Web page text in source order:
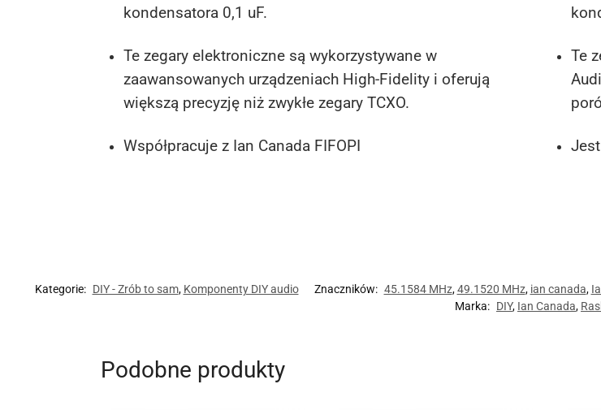
kondensatora 0,1 uF.
Te zegary elektroniczne są wykorzystywane w
zaawansowanych urządzeniach High-Fidelity i oferują
większą precyzję niż zwykłe zegary TCXO.
Te
Współpracuje z Ian Canada FIFOPI
Kategorie: DIY - Zrób to sam, Komponenty DIY audio Znaczników: 45.1584 MHz,49.1520 MHz, ian canada,
Marka: DIY, Ian Canada,
Podobne produkty